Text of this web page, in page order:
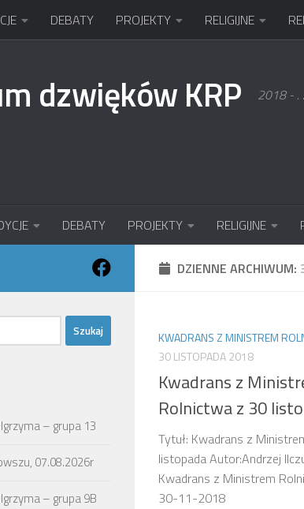
DEBATY PROJEKTY RELIGIJNE
dzwięków KRP 2018 - .
DEBATY PROJEKTY RELIGIJNE
DZIENNE ARCHIWUM:
KWADRANS Z MINISTREM
30 LISTOPADA 2018
Kwadrans z
Rolnictwa z 30
Tytuł: Kwadrans z
listopada Autor:Andrzej
Kwadrans z Ministrem
30-11-2018
– grupa 13
07.08.2026r
– grupa 9B